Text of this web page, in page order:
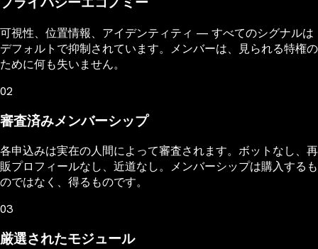
可視性、位置情報、アイデンティティ — すべてのシグナルは
デフォルトで抑制されています。メンバーは、見られる特権の
ために何も失いません。
02
審査済みメンバーシップ
各申込みは実在の人間によって審査されます。ボットなし、再
販プロフィールなし、近道なし。メンバーシップは購入するも
のではなく、得るものです。
03
厳選されたモジュール